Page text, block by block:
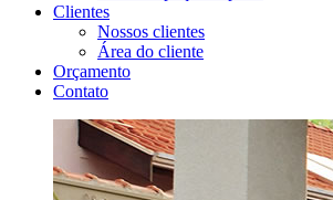
Clientes
Nossos clientes
Área do cliente
Orçamento
Contato